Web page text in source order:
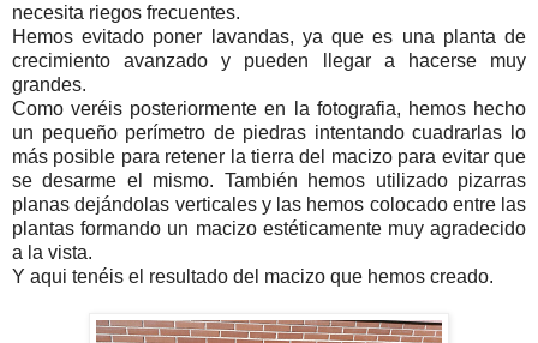
necesita riegos frecuentes.
Hemos evitado poner lavandas, ya que es una planta de
crecimiento avanzado y pueden llegar a hacerse muy
grandes.
Como veréis posteriormente en la fotografia, hemos hecho
un pequeño perímetro de piedras intentando cuadrarlas lo
más posible para retener la tierra del macizo para evitar que
se desarme el mismo. También hemos utilizado pizarras
planas dejándolas verticales y las hemos colocado entre las
plantas formando un macizo estéticamente muy agradecido
a la vista.
Y aqui tenéis el resultado del macizo que hemos creado.